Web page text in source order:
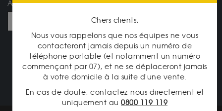
Adresse e-mail
JE M'ABONNE
NOTRE CATALOGUE
Chers clients,
Nous vous rappelons que nos équipes ne vous
contacteront jamais depuis un numéro de
téléphone portable (et notamment un numéro
commençant par 07), et ne se déplaceront jamais
à votre domicile à la suite d'une vente.
En cas de doute, contactez-nous directement et
uniquement au 0800 119 119